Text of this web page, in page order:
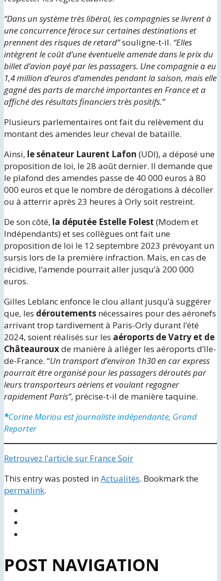
“Dans un système très libéral, les compagnies se livrent à
une concurrence féroce sur certaines destinations et
prennent des risques de retard”souligne-t-il. “Elles
intègrent le coût d’une éventuelle amende dans le prix du
billet d’avion payé par les passagers. Une compagnie a eu
1,4 million d’euros d’amendes pendant la saison, mais elle
gagné des parts de marché importantes en France et a
affiché des résultats financiers très positifs.”
Plusieurs parlementaires ont fait du relèvement du
montant des amendes leur cheval de bataille.
Ainsi, le sénateur Laurent Lafon (UDI), a déposé une
proposition de loi, le 28 août dernier. Il demande que
le plafond des amendes passe de 40 000 euros à 80
000 euros et que le nombre de dérogations à décoller
ou à atterrir après 23 heures à Orly soit restreint.
De son côté, la députée Estelle Folest (Modem et
Indépendants) et ses collègues ont fait une
proposition de loi le 12 septembre 2023 prévoyant un
sursis lors de la première infraction. Mais, en cas de
récidive, l’amende pourrait aller jusqu’à 200 000
euros.
Gilles Leblanc enfonce le clou allant jusqu’à suggérer
que, les déroutements nécessaires pour des aéronefs
arrivant trop tardivement à Paris-Orly durant l’été
2024, soient réalisés sur les aéroports de Vatry et de
Châteaurouxde manière à alléger les aéroports d’Ile-
de-France. “Un transport d’environ 1h30 en car express
pourrait être organisé pour les passagers déroutés par
leurs transporteurs aériens et voulant regagner
rapidement Paris”, précise-t-il de manière taquine.
*Corine Moriou est journaliste indépendante, Grand
Reporter
Retrouvez l’article sur France Soir
This entry was posted inActualités. Bookmark the
permalink.
POST NAVIGATION